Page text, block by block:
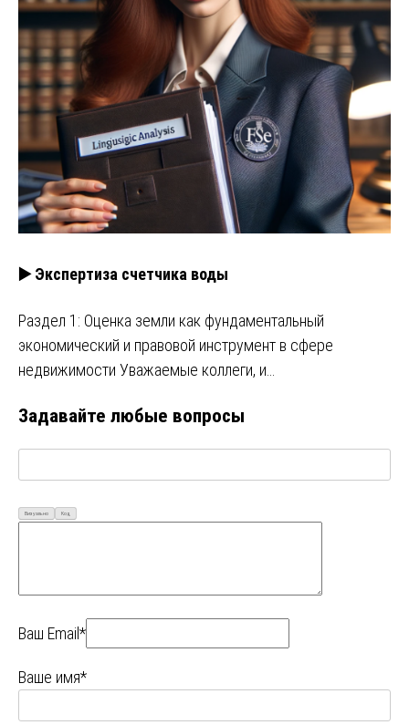
▶️ Экспертиза счетчика воды
Раздел 1: Оценка земли как фундаментальный
экономический и правовой инструмент в сфере
недвижимости Уважаемые коллеги, и…
Задавайте любые вопросы
Визуально Код
Ваш Email*
Ваше имя*